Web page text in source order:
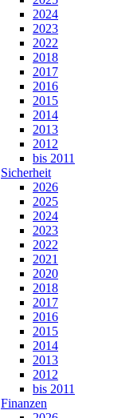
2024
2023
2022
2018
2017
2016
2015
2014
2013
2012
bis 2011
Sicherheit
2026
2025
2024
2023
2022
2021
2020
2018
2017
2016
2015
2014
2013
2012
bis 2011
Finanzen